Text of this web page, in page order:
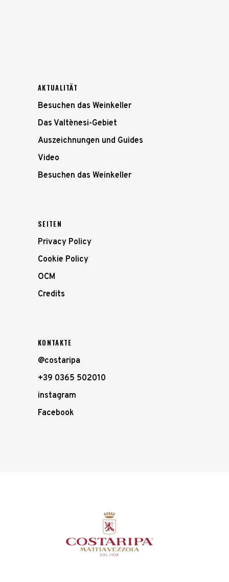
AKTUALITÄT
Besuchen das Weinkeller
Das Valtènesi-Gebiet
Auszeichnungen und Guides
Video
Besuchen das Weinkeller
SEITEN
Privacy Policy
Cookie Policy
OCM
Credits
KONTAKTE
@costaripa
+39 0365 502010
instagram
Facebook